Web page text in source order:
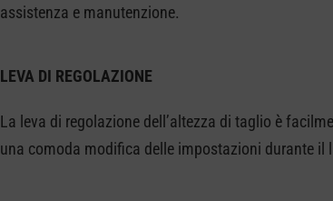
assistenza e manutenzione.
LEVA DI REGOLAZIONE
La leva di regolazione dell’altezza di taglio è
una comoda modifica delle impostazioni durante il